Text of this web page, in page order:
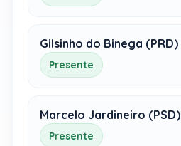
Gilsinho do Binega (PRD)
Presente
Marcelo Jardineiro (PSD)
Presente